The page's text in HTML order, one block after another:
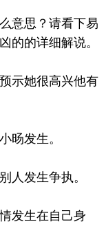
意思？请看下易
的的详细解说。
示她很高兴他有
发生。
发生争执。
发生在自己身